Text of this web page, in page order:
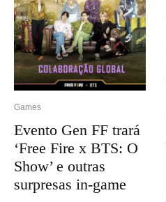
Games
Evento Gen FF trará
‘Free Fire x BTS: O
Show’ e outras
surpresas in-game